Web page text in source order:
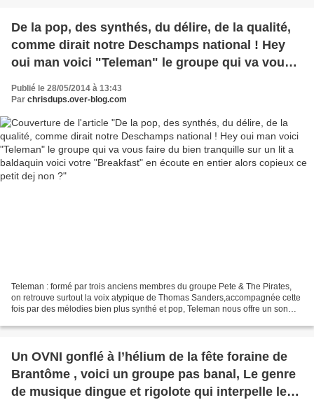
De la pop, des synthés, du délire, de la qualité,
comme dirait notre Deschamps national ! Hey
oui man voici "Teleman" le groupe qui va vous
voici votre "Breakfast" en écoute en entier alors
Publié le 28/05/2014 à 13:43
Par chrisdups.over-blog.com
Teleman : formé par trois anciens membres du groupe Pete & The Pirates,
on retrouve surtout la voix atypique de Thomas Sanders,accompagnée cette
fois par des mélodies bien plus synthé et pop, Teleman nous offre un son
Un OVNI gonflé à l’hélium de la fête foraine de
Brantôme , voici un groupe pas banal, Le genre
de musique dingue et rigolote qui interpelle leur